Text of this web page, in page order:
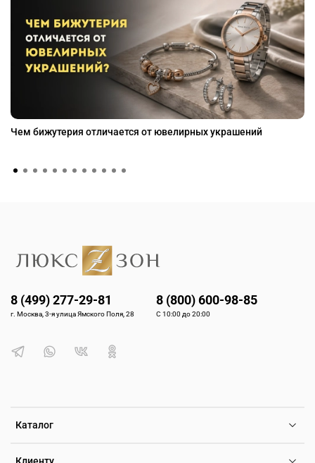
Чем бижутерия отличается от ювелирных украшений
Каталог
8 (499) 277-29-81
г. Москва, 3-я улица Ямского Поля, 28
8 (800) 600-98-85
С 10:00 до 20:00